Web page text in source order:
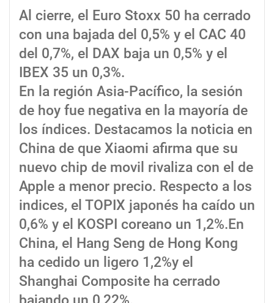
Al cierre, el Euro Stoxx 50 ha cerrado
con una bajada del 0,5% y el CAC 40
del 0,7%, el DAX baja un 0,5% y el
IBEX 35 un 0,3%.
En la región Asia-Pacífico, la sesión
de hoy fue negativa en la mayoría de
los índices. Destacamos la noticia en
China de que Xiaomi afirma que su
nuevo chip de movil rivaliza con el de
Apple a menor precio. Respecto a los
indices, el TOPIX japonés ha caído un
0,6% y el KOSPI coreano un 1,2%.En
China, el Hang Seng de Hong Kong
ha cedido un ligero 1,2%y el
Shanghai Composite ha cerrado